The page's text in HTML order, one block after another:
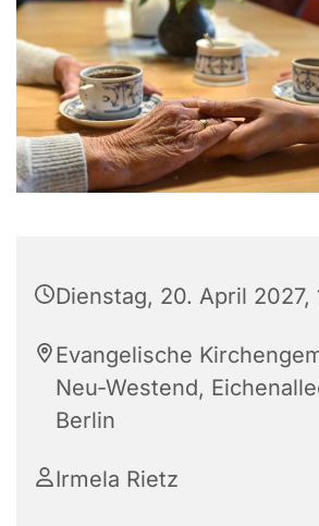
Dienstag, 20. April 2027,
Evangelische
Neu-Westend,
Berlin
Irmela Rietz